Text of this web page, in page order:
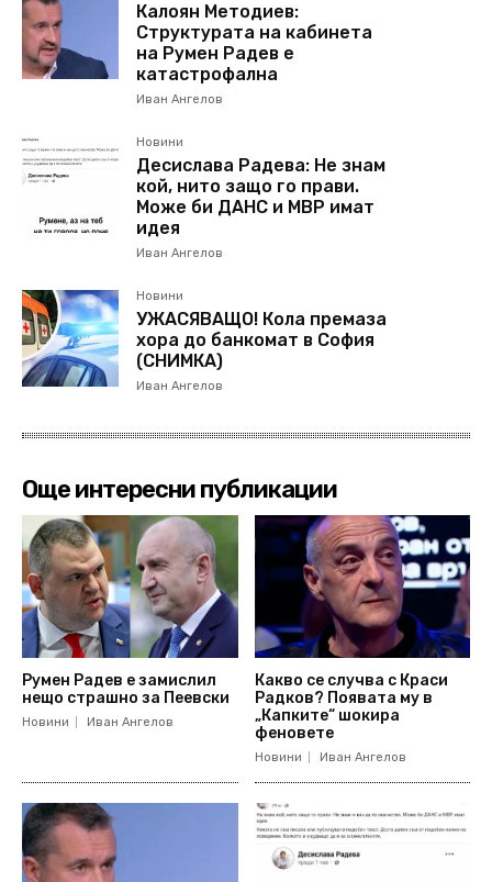
Калоян Методиев:
Структурата на кабинета
на Румен Радев е
катастрофална
Иван Ангелов
Новини
Десислава Радева: Не знам
кой, нито защо го прави.
Може би ДАНС и МВР имат
идея
Иван Ангелов
Новини
УЖАСЯВАЩО! Кола премаза
хора до банкомат в София
(СНИМКА)
Иван Ангелов
Още интересни публикации
Румен Радев е замислил
нещо страшно за Пеевски
Новини Иван Ангелов
Какво се случва с Краси
Радков? Появата му в
„Капките“ шокира
феновете
Новини Иван Ангелов